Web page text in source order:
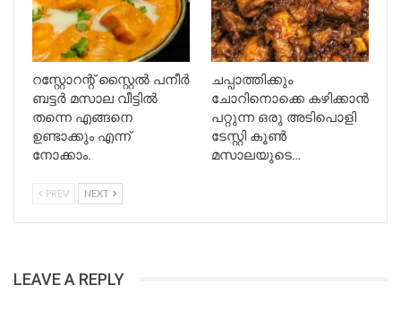
റസ്റ്റോറന്റ് സ്റ്റൈൽ പനീർ
ബട്ടർ മസാല വീട്ടിൽ
തന്നെ എങ്ങനെ
ഉണ്ടാക്കും എന്ന്
നോക്കാം.
ചപ്പാത്തിക്കും
ചോറിനൊക്കെ കഴിക്കാൻ
പറ്റുന്ന ഒരു അടിപൊളി
ടേസ്റ്റി കൂൺ
മസാലയുടെ…
PREV NEXT
LEAVE A REPLY